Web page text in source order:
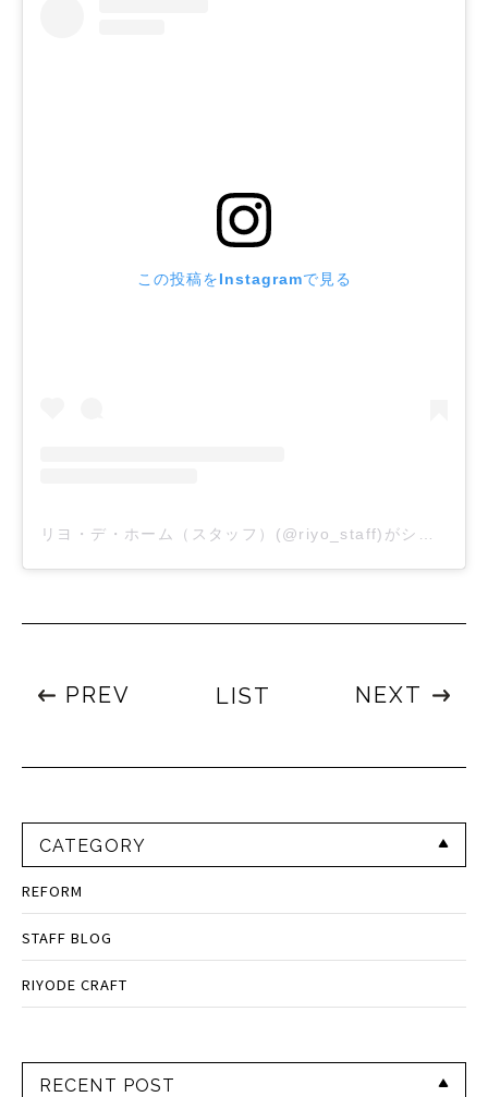
この投稿をInstagramで見る
PREV LIST NEXT
CATEGORY
REFORM
STAFF BLOG
RIYODE CRAFT
RECENT POST